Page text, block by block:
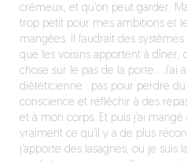
crémeux, et qu’on peut garder.
trop petit pour mes ambitions et
mangées. Il faudrait des
que les voisins apportent à dîner,
chose sur le pas de la porte… J’ai
diététicienne : pas pour perdre
conscience et réfléchir à des
et à mon corps. Et puis j’ai mangé
vraiment ce qu’il y a de plus
j’apporte des lasagnes, ou je suis